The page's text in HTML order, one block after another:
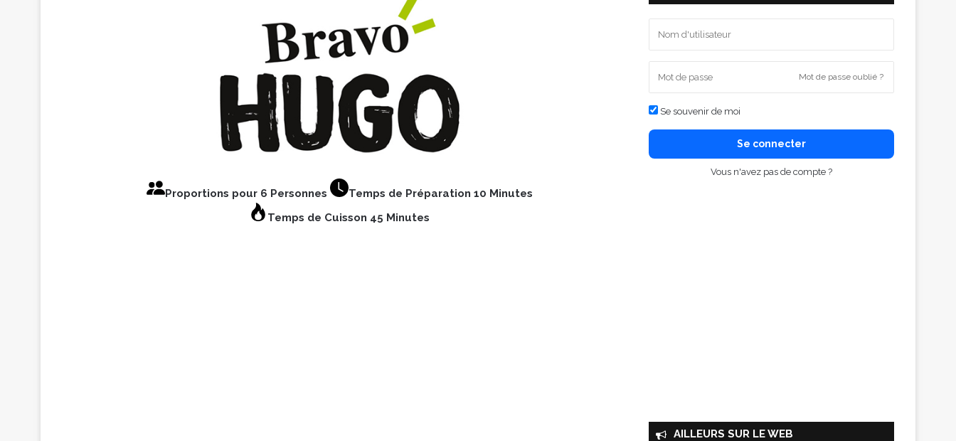
Proportions pour 6 Personnes
Temps de Préparation 10 Minutes
Temps de Cuisson 45 Minutes
Mot de passe oublié ?
Se souvenir de moi
Se connecter
Vous n'avez pas de compte ?
AILLEURS SUR LE WEB